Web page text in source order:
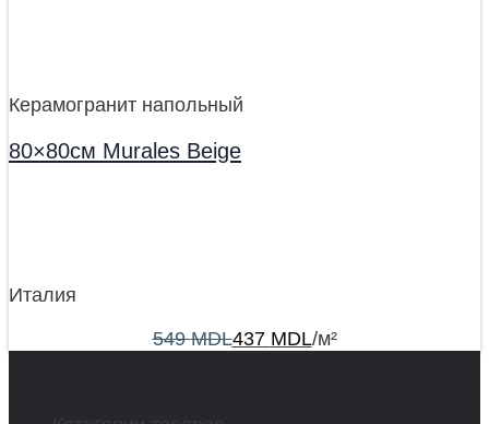
Керамогранит напольный
80×80см Murales Beige
Италия
549MDL437 MDL/м²